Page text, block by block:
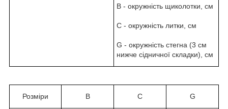
В - окружність щиколотки, см
C - окружність литки, см
G - окружність стегна (3 см
нижче сідничної складки), см
Розміри B C G